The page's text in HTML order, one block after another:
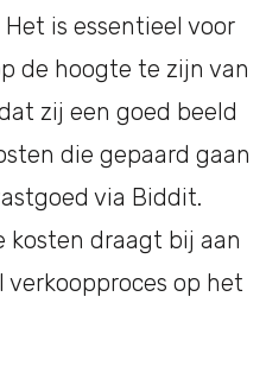
is essentieel voor
de hoogte te zijn van
zij een goed beeld
die gepaard gaan
via Biddit.
kosten draagt bij aan
verkoopproces op het